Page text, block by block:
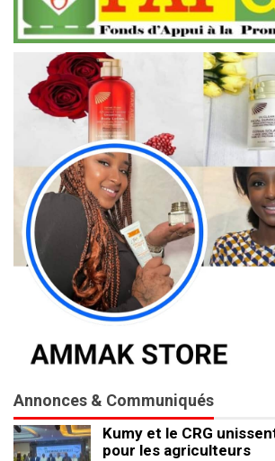
Annonces & Communiqués
Kumy et le CRG
pour les agriculteurs